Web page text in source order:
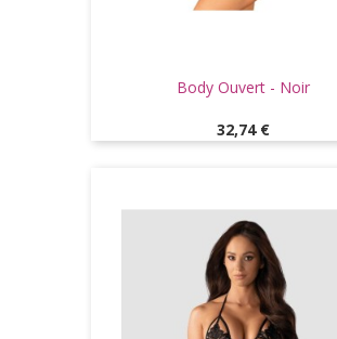
Body Ouvert - Noir
Prix
32,74 €